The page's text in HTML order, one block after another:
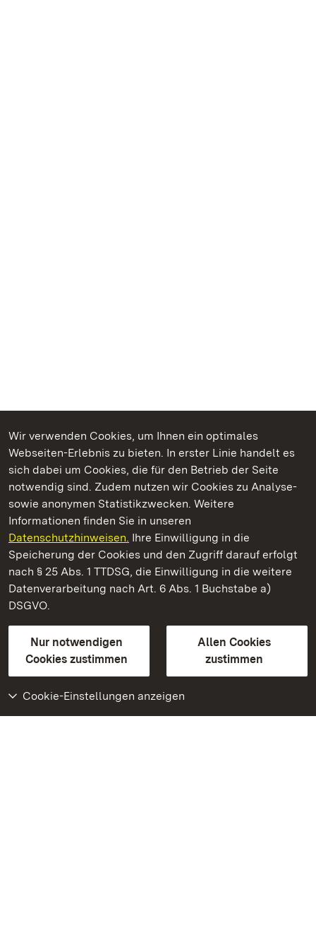
Wir verwenden Cookies, um Ihnen ein optimales
Webseiten-Erlebnis zu bieten. In erster Linie handelt es
sich dabei um Cookies, die für den Betrieb der Seite
notwendig sind. Zudem nutzen wir Cookies zu Analyse-
sowie anonymen Statistikzwecken. Weitere
Informationen finden Sie in unseren
Datenschutzhinweisen. Ihre Einwilligung in die
Speicherung der Cookies und den Zugriff darauf erfolgt
nach § 25 Abs. 1 TTDSG, die Einwilligung in die weitere
Datenverarbeitung nach Art. 6 Abs. 1 Buchstabe a)
DSGVO.
Nur notwendigen
Cookies zustimmen
Allen Cookies
zustimmen
Cookie-Einstellungen anzeigen
Kommen. Staunen. Genießen.
Staatliche Schlösser und Gärten Baden‑Württemberg
Staatliche Schlösser und Gärten Baden-Württemberg
Kontakt
GebärdenspracheLeichte Sprache
Erklärung zur Barrierefreiheit
BITV-konform (geprüfte Seiten)
Weiteres